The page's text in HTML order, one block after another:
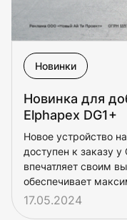
Новинки
Новинка для
Elphapex DG1+
Новое устройство на
доступен к заказу
впечатляет своим
обеспечивает
майнинге Litecoin
17.05.2024